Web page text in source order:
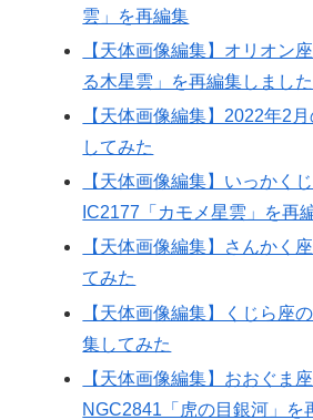
雲」を再編集
【天体画像編集】オリオン
る木星雲」を再編集しました
【天体画像編集】2022年2
してみた
【天体画像編集】いっかく
IC2177「カモメ星雲」を再
【天体画像編集】さんかく
てみた
【天体画像編集】くじら座
集してみた
【天体画像編集】おおぐま
NGC2841「虎の目銀河」を